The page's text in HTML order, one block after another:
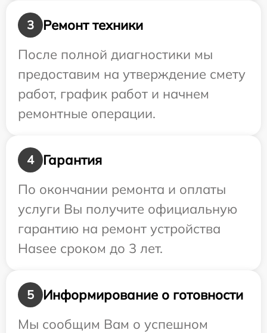
3
Ремонт техники
После полной диагностики мы
предоставим на утверждение смету
работ, график работ и начнем
ремонтные операции.
4
Гарантия
По окончании ремонта и оплаты
услуги Вы получите официальную
гарантию на ремонт устройства
Hasee сроком до 3 лет.
5
Информирование о готовности
Мы сообщим Вам о успешном